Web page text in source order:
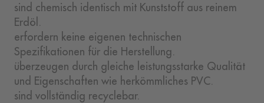
sind chemisch identisch mit Kunststoff aus reinem
Erdöl.
erfordern keine eigenen technischen
Spezifikationen für die Herstellung.
überzeugen durch gleiche leistungsstarke Qualität
und Eigenschaften wie herkömmliches PVC.
sind vollständig recyclebar.